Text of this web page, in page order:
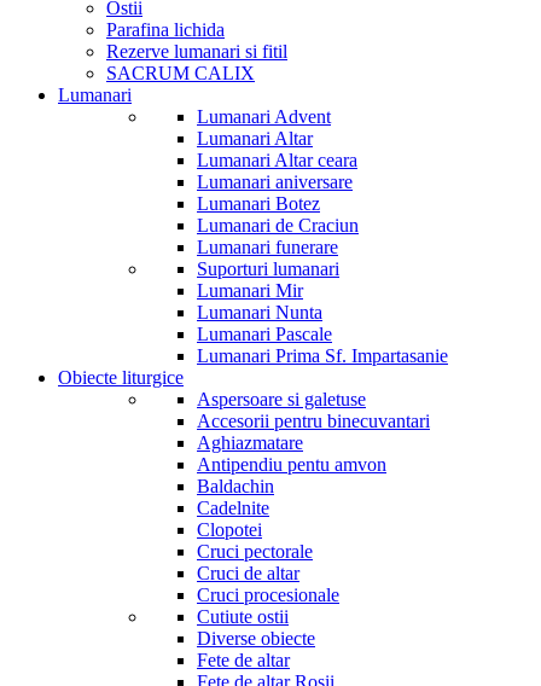
Ostii
Parafina lichida
Rezerve lumanari si fitil
SACRUM CALIX
Lumanari
Lumanari Advent
Lumanari Altar
Lumanari Altar ceara
Lumanari aniversare
Lumanari Botez
Lumanari de Craciun
Lumanari funerare
Suporturi lumanari
Lumanari Mir
Lumanari Nunta
Lumanari Pascale
Lumanari Prima Sf. Impartasanie
Obiecte liturgice
Aspersoare si galetuse
Accesorii pentru binecuvantari
Aghiazmatare
Antipendiu pentu amvon
Baldachin
Cadelnite
Clopotei
Cruci pectorale
Cruci de altar
Cruci procesionale
Cutiute ostii
Diverse obiecte
Fete de altar
Fete de altar Rosii